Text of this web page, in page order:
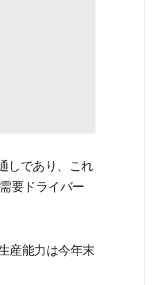
しであり、これ
要ドライバー
産能力は今年末